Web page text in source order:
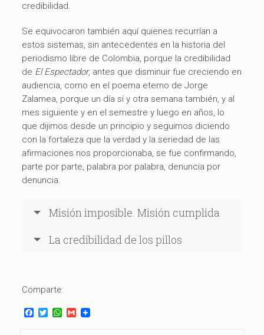
credibilidad.
Se equivocaron también aquí quienes recurrían a
estos sistemas, sin antecedentes en la historia del
periodismo libre de Colombia, porque la credibilidad
de El Espectador, antes que disminuir fue creciendo en
audiencia, como en el poema eterno de Jorge
Zalamea, porque un día sí y otra semana también, y al
mes siguiente y en el semestre y luego en años, lo
que dijimos desde un principio y seguimos diciendo
con la fortaleza que la verdad y la seriedad de las
afirmaciones nos proporcionaba, se fue confirmando,
parte por parte, palabra por palabra, denuncia por
denuncia.
Misión imposible. Misión cumplida
La credibilidad de los pillos
Comparte:
Facebook
TwitterWhatsApp
Gmail